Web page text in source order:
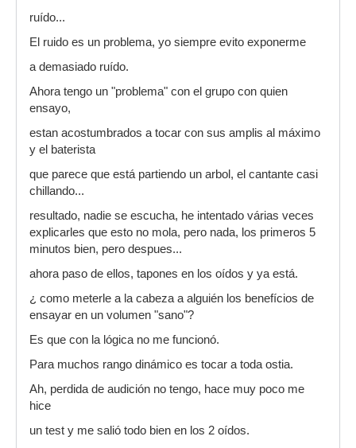
ruído...
El ruido es un problema, yo siempre evito exponerme
a demasiado ruído.
Ahora tengo un "problema" con el grupo con quien
ensayo,
estan acostumbrados a tocar con sus amplis al máximo
y el baterista
que parece que está partiendo un arbol, el cantante casi
chillando...
resultado, nadie se escucha, he intentado várias veces
explicarles que esto no mola, pero nada, los primeros 5
minutos bien, pero despues...
ahora paso de ellos, tapones en los oídos y ya está.
¿ como meterle a la cabeza a alguién los benefícios de
ensayar en un volumen "sano"?
Es que con la lógica no me funcionó.
Para muchos rango dinámico es tocar a toda ostia.
Ah, perdida de audición no tengo, hace muy poco me
hice
un test y me salió todo bien en los 2 oídos.